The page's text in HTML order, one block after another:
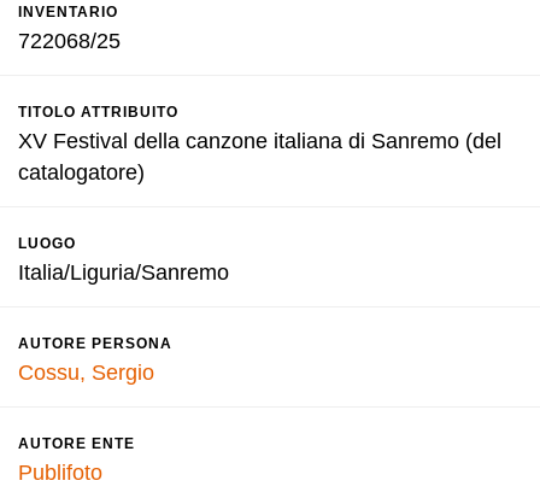
INVENTARIO
722068/25
TITOLO ATTRIBUITO
XV Festival della canzone italiana di Sanremo (del
catalogatore)
LUOGO
Italia/Liguria/Sanremo
AUTORE PERSONA
Cossu, Sergio
AUTORE ENTE
Publifoto